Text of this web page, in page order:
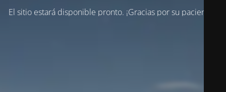
El sitio estará disponible pronto. ¡Gracias por su paciencia!